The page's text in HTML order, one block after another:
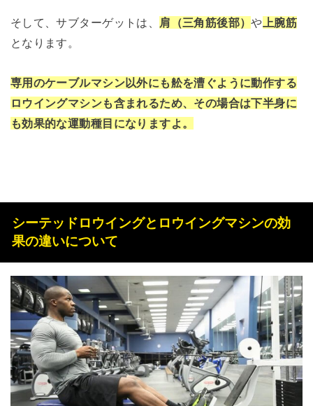
そして、サブターゲットは、 肩（三角筋後部）や 上腕筋
となります。
専用のケーブルマシン以外にも舩を漕ぐように動作する
ロウイングマシンも含まれるため、その場合は下半身に
も効果的な運動種目になりますよ。
シーテッドロウイングとロウイングマシンの効
果の違いについて